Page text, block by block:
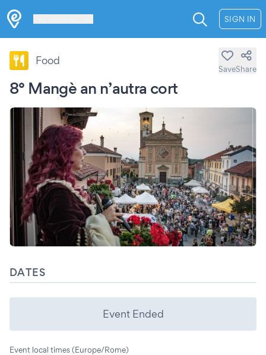
SIGN IN
8° Mangè an n’autra cort
Food
SaveShare
DATES
Event Ended
Event local times (Europe/Rome)